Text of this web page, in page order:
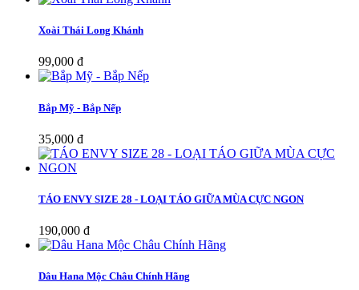
Xoài Thái Long Khánh
99,000 đ
Bắp Mỹ - Bắp Nếp
35,000 đ
TÁO ENVY SIZE 28 - LOẠI TÁO GIỮA MÙA CỰC NGON
190,000 đ
Dâu Hana Mộc Châu Chính Hãng